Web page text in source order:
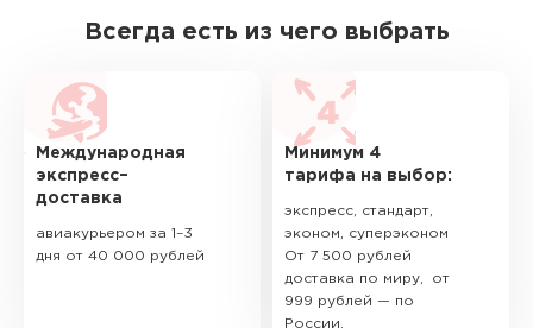
Всегда есть из чего выбрать
Международная
экспресс–
доставка
авиакурьером за 1–3
дня от 40 000 рублей
Минимум 4
тарифа на выбор:
экспресс, стандарт,
эконом, суперэконом
От 7 500 рублей
доставка по миру, от
999 рублей — по
России.